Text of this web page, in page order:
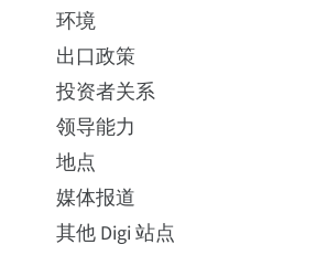
环境
出口政策
投资者关系
领导能力
地点
媒体报道
其他 Digi 站点